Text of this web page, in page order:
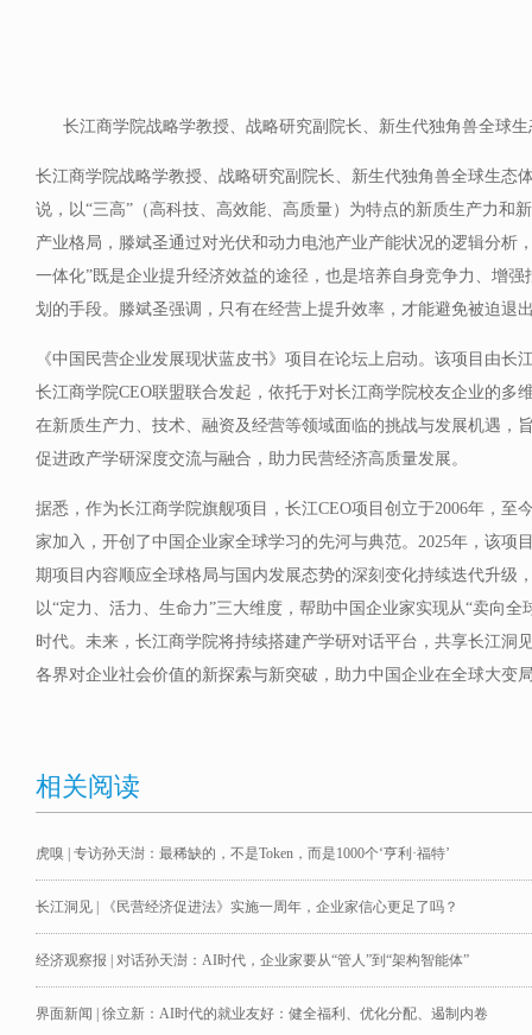
长江商学院战略学教授、战略研究副院长、新生代独角兽全球
长江商学院战略学教授、战略研究副院长、新生代独角兽全球生态
说，以“三高”（高科技、高效能、高质量）为特点的新质生产力和
产业格局，滕斌圣通过对光伏和动力电池产业产能状况的逻辑分析
一体化”既是企业提升经济效益的途径，也是培养自身竞争力、增
划的手段。滕斌圣强调，只有在经营上提升效率，才能避免被迫退
《中国民营企业发展现状蓝皮书》项目在论坛上启动。该项目由长
长江商学院CEO联盟联合发起，依托于对长江商学院校友企业的多
在新质生产力、技术、融资及经营等领域面临的挑战与发展机遇，
促进政产学研深度交流与融合，助力民营经济高质量发展。
据悉，作为长江商学院旗舰项目，长江CEO项目创立于2006年，至
家加入，开创了中国企业家全球学习的先河与典范。2025年，该项
期项目内容顺应全球格局与国内发展态势的深刻变化持续迭代升级
以“定力、活力、生命力”三大维度，帮助中国企业家实现从“卖向全
时代。未来，长江商学院将持续搭建产学研对话平台，共享长江洞
各界对企业社会价值的新探索与新突破，助力中国企业在全球大变
相关阅读
虎嗅 | 专访孙天澍：最稀缺的，不是Token，而是1000个‘亨利·福特’
长江洞见 | 《民营经济促进法》实施一周年，企业家信心更足了吗？
经济观察报 | 对话孙天澍：AI时代，企业家要从“管人”到“架构智能体”
界面新闻 | 徐立新：AI时代的就业友好：健全福利、优化分配、遏制内卷